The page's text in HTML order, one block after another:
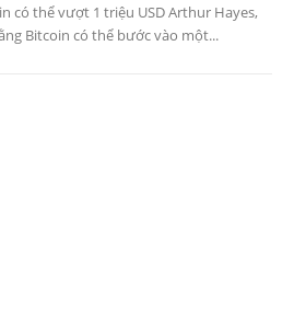
có thể vượt 1 triệu USD Arthur Hayes,
Bitcoin có thể bước vào một...